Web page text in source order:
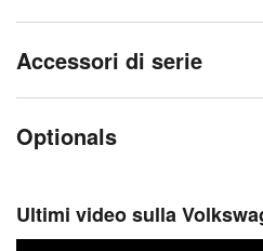
Accessori di serie
Optionals
Ultimi video sulla